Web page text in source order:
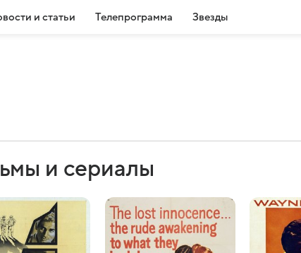
и статьи Телепрограмма Звезды
и сериалы